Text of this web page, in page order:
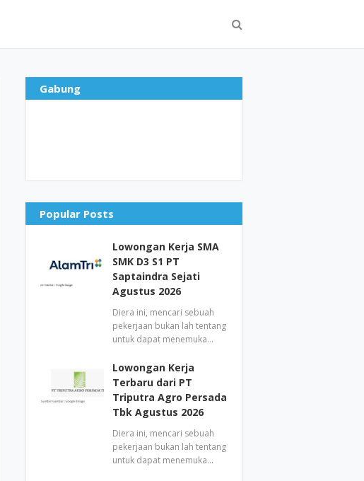
Gabung
Popular Posts
Lowongan Kerja SMA
SMK D3 S1 PT
Saptaindra Sejati
Agustus 2026
Diera ini, mencari sebuah
pekerjaan bukan lah tentang
untuk dapat menemuka…
Lowongan Kerja
Terbaru dari PT
Triputra Agro Persada
Tbk Agustus 2026
Diera ini, mencari sebuah
pekerjaan bukan lah tentang
untuk dapat menemuka…